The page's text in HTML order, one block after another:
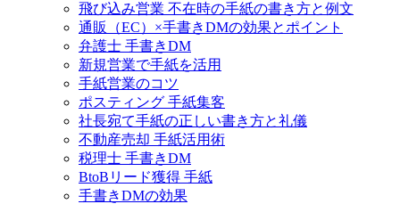
飛び込み営業 不在時の手紙の書き方と例文
通販（EC）×手書きDMの効果とポイント
弁護士 手書きDM
新規営業で手紙を活用
手紙営業のコツ
ポスティング 手紙集客
社長宛て手紙の正しい書き方と礼儀
不動産売却 手紙活用術
税理士 手書きDM
BtoBリード獲得 手紙
手書きDMの効果